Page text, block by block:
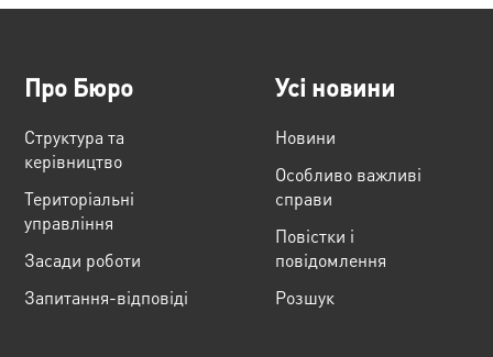
Про Бюро
Структура та
керівництво
Територіальні
управління
Засади роботи
Запитання-відповіді
Усі новини
Новини
Особливо важливі
справи
Повістки і
повідомлення
Розшук